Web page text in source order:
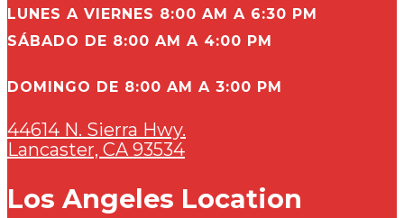
LUNES A VIERNES 8:00 AM A 6:30 PM
SÁBADO DE 8:00 AM A 4:00 PM
DOMINGO DE 8:00 AM A 3:00 PM
44614 N. Sierra Hwy.
Lancaster, CA 93534
Los Angeles Location